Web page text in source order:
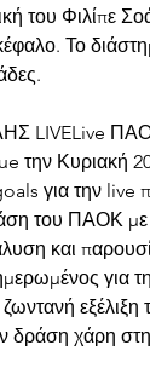
του Φιλίπε
Το
την Κυριακή
για την
του ΠΑΟΚ
και
για
δράση χάρη